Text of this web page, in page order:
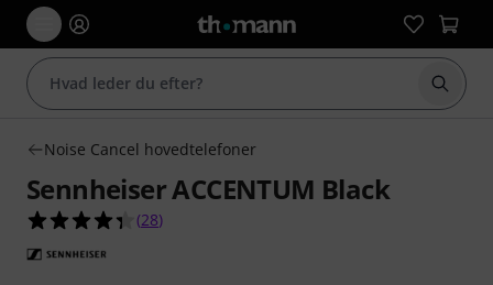
Start
Noise Cancel hovedtelefoner
Sennheiser ACCENTUM Black
4.4 ud af 5 stjerner fra 28 kundebedømmelser
(28)